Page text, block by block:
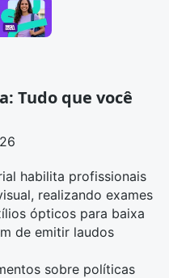
Tudo que você
habilita profissionais
realizando exames
ópticos para baixa
de emitir laudos
sobre políticas